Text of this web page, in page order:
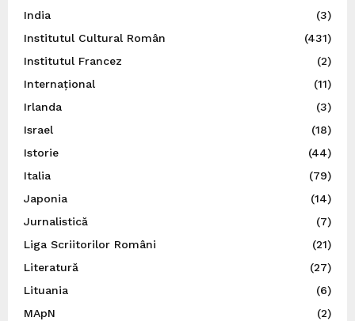
India
(3)
Institutul Cultural Român
(431)
Institutul Francez
(2)
Internațional
(11)
Irlanda
(3)
Israel
(18)
Istorie
(44)
Italia
(79)
Japonia
(14)
Jurnalistică
(7)
Liga Scriitorilor Români
(21)
Literatură
(27)
Lituania
(6)
MApN
(2)